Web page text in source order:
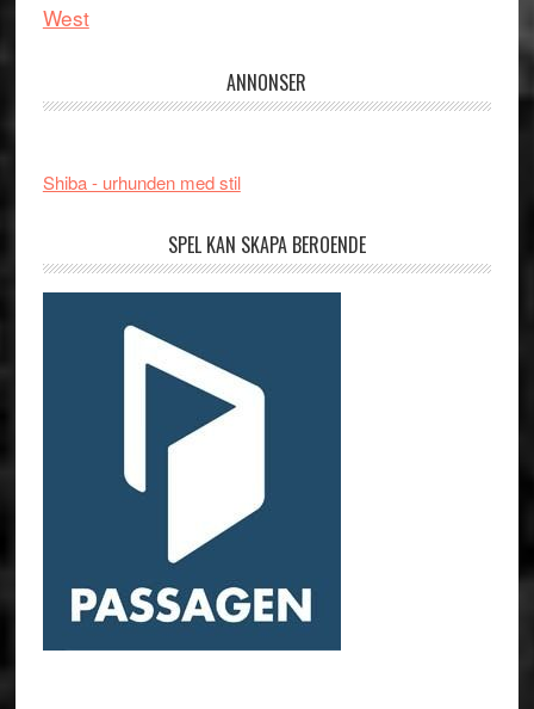
West
ANNONSER
Shiba - urhunden med stil
SPEL KAN SKAPA BEROENDE